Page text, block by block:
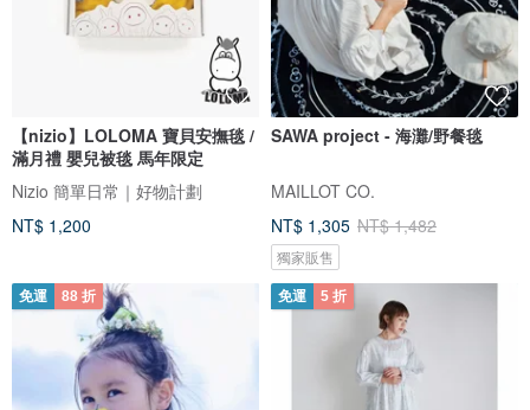
【nizio】LOLOMA 寶貝安撫毯 /
滿月禮 嬰兒被毯 馬年限定
Nizio 簡單日常｜好物計劃
NT$ 1,200
SAWA project - 海灘/野餐毯
MAILLOT CO.
NT$ 1,305 NT$ 1,482
獨家販售
免運 88 折 免運 5 折